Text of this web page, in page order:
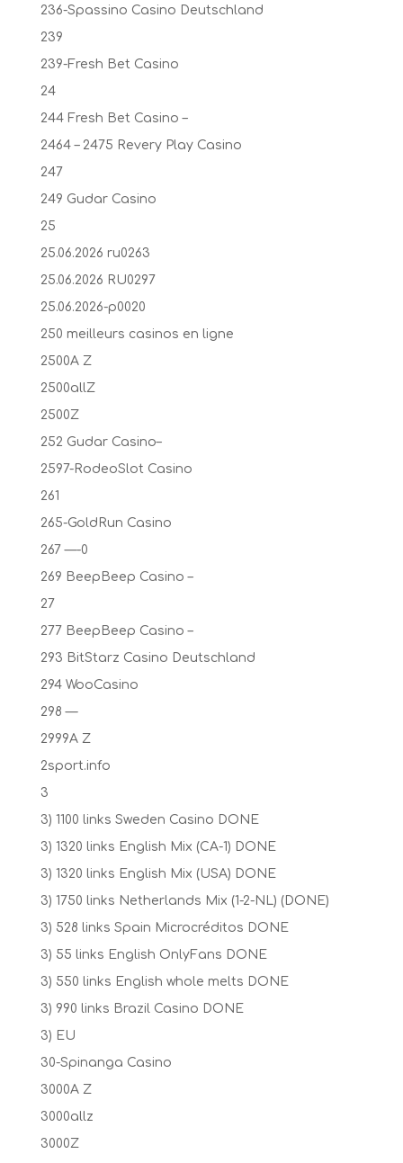
236-Spassino Casino Deutschland
239
239-Fresh Bet Casino
24
244 Fresh Bet Casino –
2464 – 2475 Revery Play Casino
247
249 Gudar Casino
25
25.06.2026 ru0263
25.06.2026 RU0297
25.06.2026-p0020
250 meilleurs casinos en ligne
2500A Z
2500allZ
2500Z
252 Gudar Casino–
2597-RodeoSlot Casino
261
265-GoldRun Casino
267 —-0
269 BeepBeep Casino –
27
277 BeepBeep Casino –
293 BitStarz Casino Deutschland
294 WooCasino
298 —
2999A Z
2sport.info
3
3) 1100 links Sweden Casino DONE
3) 1320 links English Mix (CA-1) DONE
3) 1320 links English Mix (USA) DONE
3) 1750 links Netherlands Mix (1-2-NL) (DONE)
3) 528 links Spain Microcréditos DONE
3) 55 links English OnlyFans DONE
3) 550 links English whole melts DONE
3) 990 links Brazil Casino DONE
3) EU
30-Spinanga Casino
3000A Z
3000allz
3000Z